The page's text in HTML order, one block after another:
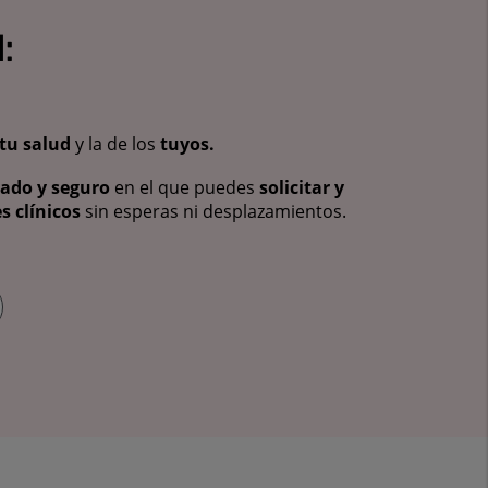
tu salud y la de los tuyos.
y seguro en el que puedes solicitar y
clínicos sin esperas ni desplazamientos.